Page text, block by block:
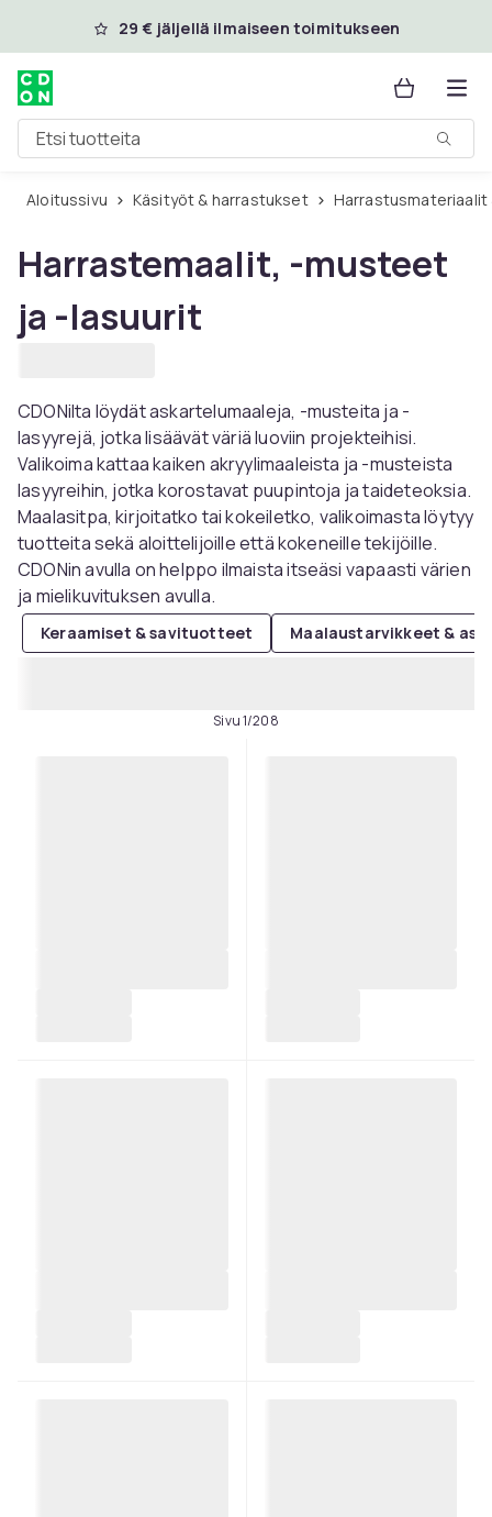
Ohita ja siirry pääsisältöön
29 € jäljellä ilmaiseen toimitukseen
Etsi tuotteita
Aloitussivu Käsityöt & harrastukset
Harrastemaalit, -musteet
ja -lasuurit
CDONilta löydät askartelumaaleja, -musteita ja -
lasyyrejä, jotka lisäävät väriä luoviin projekteihisi.
Valikoima kattaa kaiken akryylimaaleista ja -musteista
lasyyreihin, jotka korostavat puupintoja ja taideteoksia.
Maalasitpa, kirjoitatko tai kokeiletko, valikoimasta löytyy
tuotteita sekä aloittelijoille että kokeneille tekijöille.
CDONin avulla on helppo ilmaista itseäsi vapaasti värien
ja mielikuvituksen avulla.
Keraamiset & savituotteet Maalaustarvikkeet &
Sivu 1/208